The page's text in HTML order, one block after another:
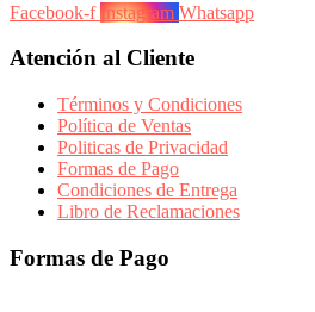
Facebook-f Instagram Whatsapp
Atención al Cliente
Términos y Condiciones
Política de Ventas
Politicas de Privacidad
Formas de Pago
Condiciones de Entrega
Libro de Reclamaciones
Formas de Pago